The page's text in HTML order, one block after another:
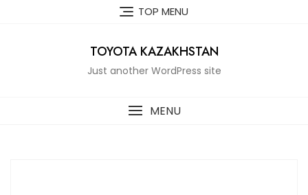
TOP MENU
TOYOTA KAZAKHSTAN
Just another WordPress site
MENU